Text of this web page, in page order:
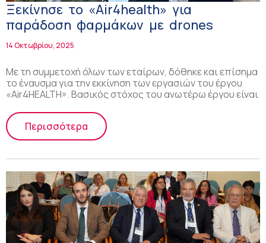
Ξεκίνησε το «Air4health» για
παράδοση φαρμάκων με drones
14 Οκτωβρίου, 2025
Με τη συμμετοχή όλων των εταίρων, δόθηκε και επίσημα
το έναυσμα για την εκκίνηση των εργασιών του έργου
«Air4HEALTH». Βασικός στόχος του ανωτέρω έργου είναι
Περισσότερα